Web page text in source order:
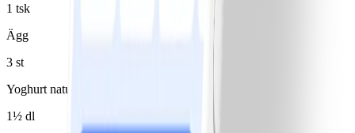
1 tsk
Ägg
3 st
Yoghurt naturell 0,5%
1½ dl